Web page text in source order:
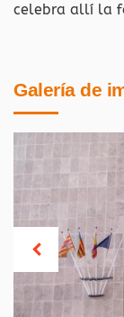
celebra allí la
Galería de